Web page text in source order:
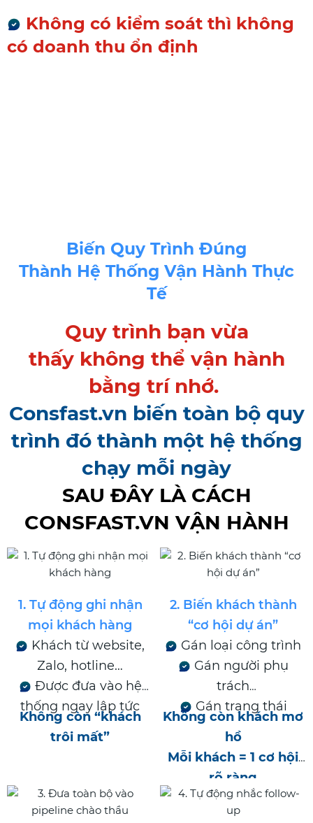
Không có kiểm soát thì không
có doanh thu ổn định
Biến Quy Trình Đúng
Thành Hệ Thống Vận Hành Thực
Tế
Quy trình bạn vừa
thấy không thể vận hành
bằng trí nhớ.
Consfast.vn biến toàn bộ quy
trình đó thành một hệ thống
chạy mỗi ngày
SAU ĐÂY LÀ CÁCH
CONSFAST.VN VẬN HÀNH
1. Tự động ghi nhận
mọi khách hàng
Khách từ website,
Zalo, hotline…
Được đưa vào hệ
thống ngay lập tức
Không còn “khách
trôi mất”
2. Biến khách thành
“cơ hội dự án”
Gán loại công trình
Gán người phụ
trách
Gán trạng thái
Không còn khách mơ
hồ
Mỗi khách = 1 cơ hội
rõ ràng